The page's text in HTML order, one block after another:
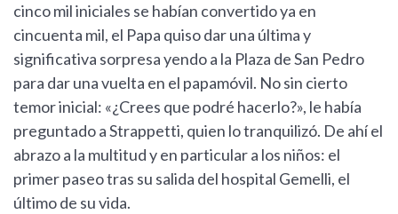
cinco mil iniciales se habían convertido ya en
cincuenta mil, el Papa quiso dar una última y
significativa sorpresa yendo a la Plaza de San Pedro
para dar una vuelta en el papamóvil. No sin cierto
temor inicial: «¿Crees que podré hacerlo?», le había
preguntado a Strappetti, quien lo tranquilizó. De ahí el
abrazo a la multitud y en particular a los niños: el
primer paseo tras su salida del hospital Gemelli, el
último de su vida.